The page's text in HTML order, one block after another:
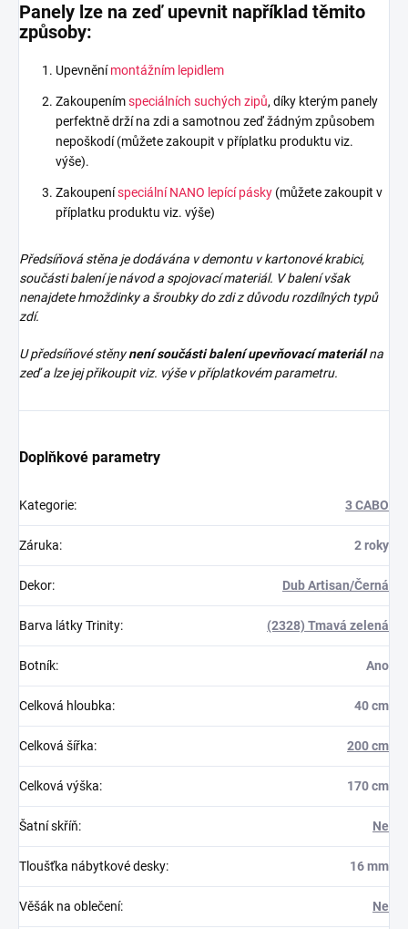
Panely lze na zeď upevnit například těmito
způsoby:
Upevněnímontážním lepidlem
Zakoupenímspeciálních suchých zipů, díky kterým panely
perfektně drží na zdi a samotnou zeď žádným způsobem
nepoškodí (můžete zakoupit v příplatku produktu viz.
výše).
Zakoupeníspeciální NANO lepící pásky (můžete zakoupit v
příplatku produktu viz. výše)
Předsíňová stěna je dodávána v demontu v kartonové krabici,
součásti balení je návod a spojovací materiál. V balení však
nenajdetehmoždinky a šroubky do zdi z důvodu rozdílných typů
zdí.
U předsíňové stěnynení součásti balení upevňovací materiálna
zeď a lze jej přikoupit viz. výše v příplatkovém parametru.
Doplňkové parametry
Kategorie: 3 CABO
Záruka: 2 roky
Dekor: Dub Artisan/Černá
Barva látky Trinity: (2328) Tmavá zelená
Botník: Ano
Celková hloubka: 40 cm
Celková šířka: 200 cm
Celková výška: 170 cm
Šatní skříň: Ne
Tloušťka nábytkové desky: 16 mm
Věšák na oblečení: Ne